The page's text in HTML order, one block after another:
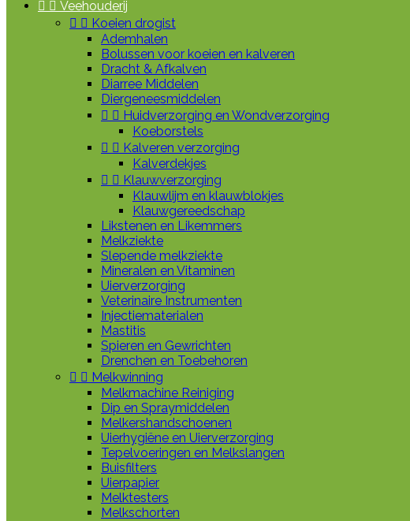
  Veehouderij
  Koeien drogist
Ademhalen
Bolussen voor koeien en kalveren
Dracht & Afkalven
Diarree Middelen
Diergeneesmiddelen
  Huidverzorging en Wondverzorging
Koeborstels
  Kalveren verzorging
Kalverdekjes
  Klauwverzorging
Klauwlijm en klauwblokjes
Klauwgereedschap
Likstenen en Likemmers
Melkziekte
Slepende melkziekte
Mineralen en Vitaminen
Uierverzorging
Veterinaire Instrumenten
Injectiematerialen
Mastitis
Spieren en Gewrichten
Drenchen en Toebehoren
  Melkwinning
Melkmachine Reiniging
Dip en Spraymiddelen
Melkershandschoenen
Uierhygiëne en Uierverzorging
Tepelvoeringen en Melkslangen
Buisfilters
Uierpapier
Melktesters
Melkschorten